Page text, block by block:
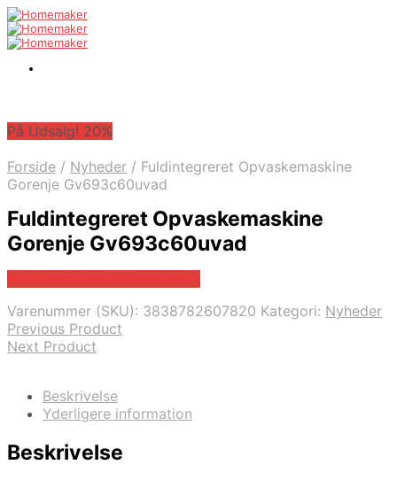
På Udsalg! 20%
Forside / Nyheder / Fuldintegreret Opvaskemaskine
Gorenje Gv693c60uvad
Fuldintegreret Opvaskemaskine
Gorenje Gv693c60uvad
Varenummer (SKU): 3838782607820 Kategori: Nyheder
Previous Product
Next Product
Beskrivelse
Yderligere information
Beskrivelse